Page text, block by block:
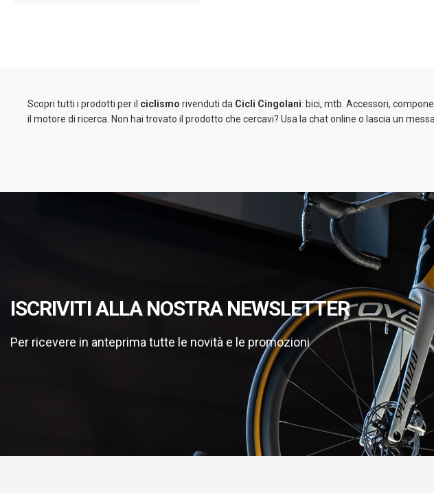
Scopri tutti i prodotti per il ciclismo rivenduti da Cicli Cingolani: bici, mtb. Accessori,
il motore di ricerca. Non hai trovato il prodotto che cercavi? Usa la chat online o lascia un
ISCRIVITI ALLA NOSTRA NEWSLETTER
Per ricevere in anteprima tutte le novità e le promozioni